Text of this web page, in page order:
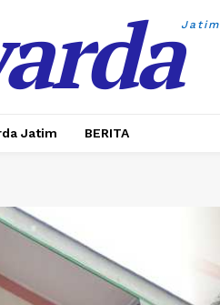
Jatim
Jatim BERITA